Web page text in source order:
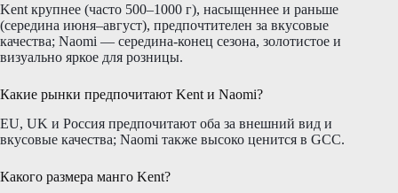
Kent крупнее (часто 500–1000 г), насыщеннее и раньше
(середина июня–август), предпочтителен за вкусовые
качества; Naomi — середина-конец сезона, золотистое и
визуально яркое для розницы.
Какие рынки предпочитают Kent и Naomi?
EU, UK и Россия предпочитают оба за внешний вид и
вкусовые качества; Naomi также высоко ценится в GCC.
Какого размера манго Kent?